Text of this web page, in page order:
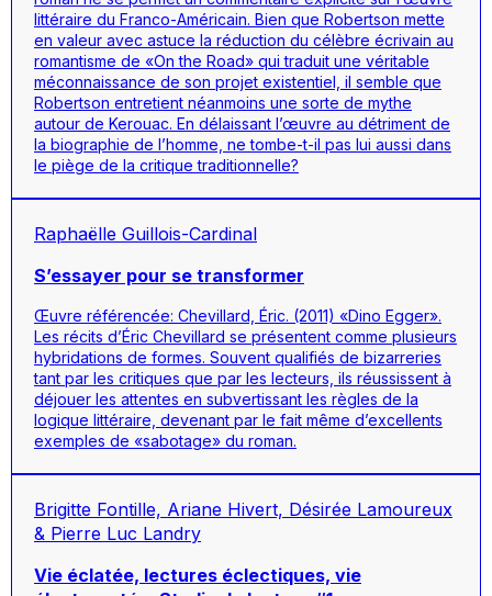
littéraire du Franco-Américain. Bien que Robertson mette
en valeur avec astuce la réduction du célèbre écrivain au
romantisme de «On the Road» qui traduit une véritable
méconnaissance de son projet existentiel, il semble que
Robertson entretient néanmoins une sorte de mythe
autour de Kerouac. En délaissant l’œuvre au détriment de
la biographie de l’homme, ne tombe-t-il pas lui aussi dans
le piège de la critique traditionnelle?
Raphaëlle Guillois-Cardinal
S’essayer pour se transformer
Œuvre référencée: Chevillard, Éric. (2011) «Dino Egger».
Les récits d’Éric Chevillard se présentent comme plusieurs
hybridations de formes. Souvent qualifiés de bizarreries
tant par les critiques que par les lecteurs, ils réussissent à
déjouer les attentes en subvertissant les règles de la
logique littéraire, devenant par le fait même d’excellents
exemples de «sabotage» du roman.
Brigitte Fontille, Ariane Hivert, Désirée Lamoureux
& Pierre Luc Landry
Vie éclatée, lectures éclectiques, vie